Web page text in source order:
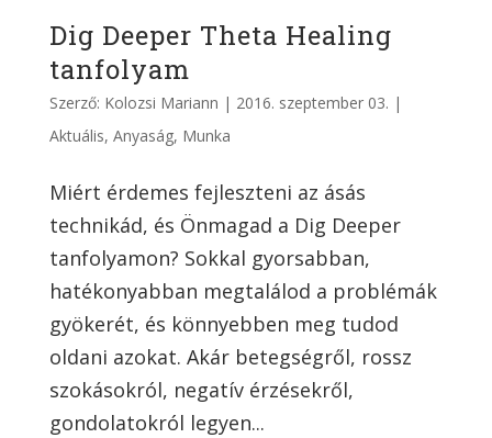
Dig Deeper Theta Healing
tanfolyam
Szerző: Kolozsi Mariann | 2016. szeptember 03. |
Aktuális, Anyaság, Munka
Miért érdemes fejleszteni az ásás
technikád, és Önmagad a Dig Deeper
tanfolyamon? Sokkal gyorsabban,
hatékonyabban megtalálod a problémák
gyökerét, és könnyebben meg tudod
oldani azokat. Akár betegségről, rossz
szokásokról, negatív érzésekről,
gondolatokról legyen...